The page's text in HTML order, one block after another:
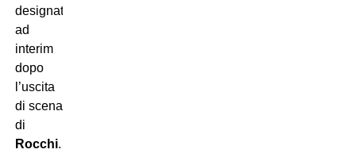
designatore
ad
interim
dopo
l’uscita
di scena
di
Rocchi.